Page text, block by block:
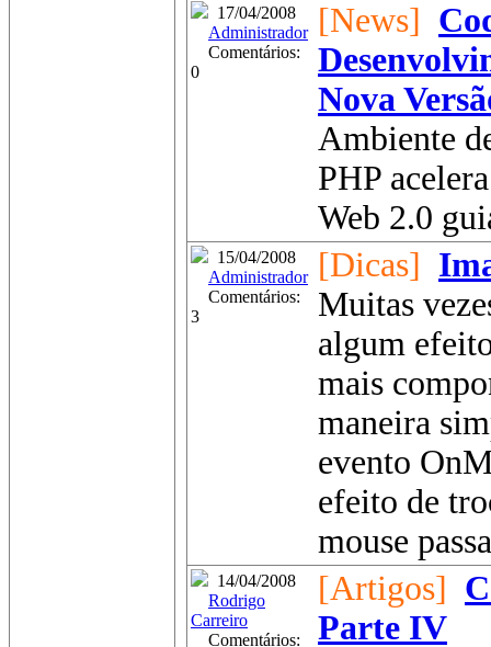
17/04/2008
Administrador
Comentários:
0
[News]
Nova
Ambiente
PHP
Web 2.0
15/04/2008
Administrador
Comentários:
3
[Dicas]
Muitas
algum
mais
maneira
evento
efeito de
mouse
14/04/2008
Rodrigo
Carreiro
Comentários:
[Artigos]
Parte IV